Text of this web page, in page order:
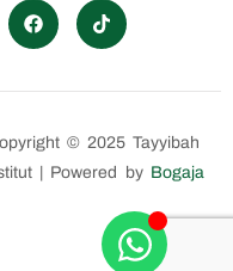
© 2025 Tayyibah
| Powered by Bogaja